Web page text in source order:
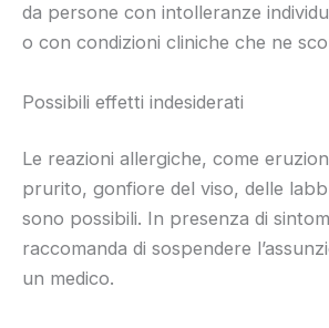
da persone con intolleranze
o con condizioni cliniche che ne
Possibili effetti indesiderati
Le reazioni allergiche, come
prurito, gonfiore del viso, delle
sono possibili. In presenza di
raccomanda di sospendere
un medico.